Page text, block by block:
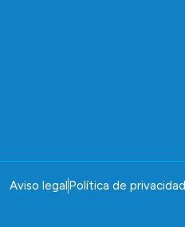
Aviso legal Política de privacidad